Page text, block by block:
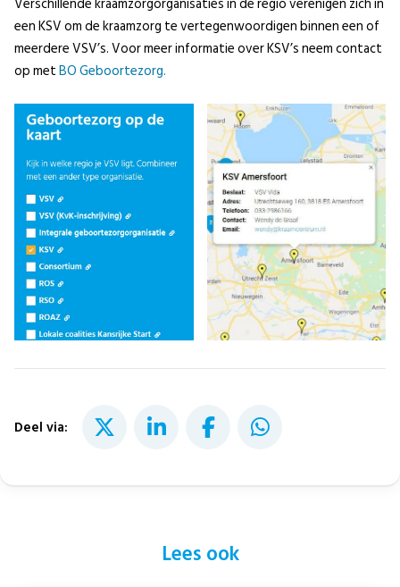
een KSV om de kraamzorg te vertegenwoordigen binnen een of
meerdere VSV’s. Voor meer informatie over KSV’s neem contact
op metBO Geboortezorg.
Deel via:
Lees ook